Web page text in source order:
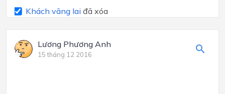
Khách vãng lai đã xóa
Lương Phương Anh
15 tháng 12 2016